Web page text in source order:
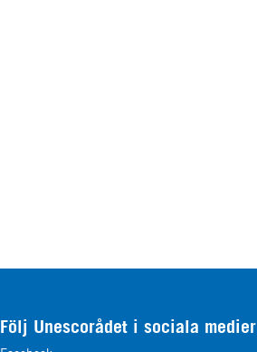
Följ Unescorådet i sociala medier